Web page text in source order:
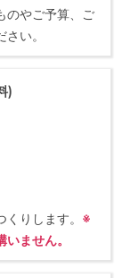
のやご予算、ご
い。
)
りします。 ※
ません。